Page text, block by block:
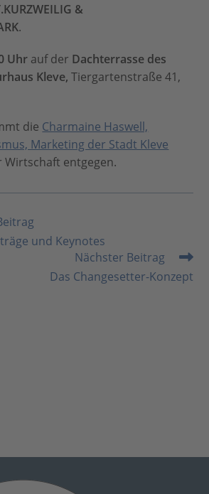
&
.
Uhr auf der Dachterrasse des
Kleve, Tiergartenstraße 41,
die Charmaine Haswell,
Marketing der Stadt Kleve
Wirtschaft entgegen.
und Keynotes
Nächster Beitrag
Das Changesetter-Konzept